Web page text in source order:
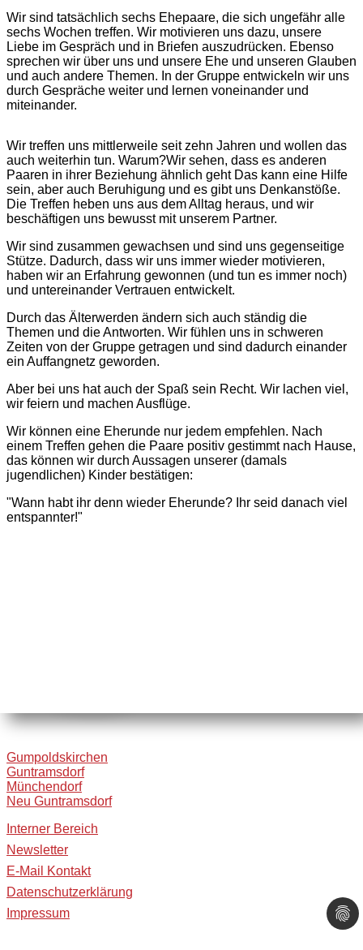
Wir sind tatsächlich sechs Ehepaare, die sich ungefähr alle
sechs Wochen treffen. Wir motivieren uns dazu, unsere
Liebe im Gespräch und in Briefen auszudrücken. Ebenso
sprechen wir über uns und unsere Ehe und unseren Glauben
und auch andere Themen. In der Gruppe entwickeln wir uns
durch Gespräche weiter und lernen voneinander und
miteinander.
Wir treffen uns mittlerweile seit zehn Jahren und wollen das
auch weiterhin tun. Warum?Wir sehen, dass es anderen
Paaren in ihrer Beziehung ähnlich geht Das kann eine Hilfe
sein, aber auch Beruhigung und es gibt uns Denkanstöße.
Die Treffen heben uns aus dem Alltag heraus, und wir
beschäftigen uns bewusst mit unserem Partner.
Wir sind zusammen gewachsen und sind uns gegenseitige
Stütze. Dadurch, dass wir uns immer wieder motivieren,
haben wir an Erfahrung gewonnen (und tun es immer noch)
und untereinander Vertrauen entwickelt.
Durch das Älterwerden ändern sich auch ständig die
Themen und die Antworten. Wir fühlen uns in schweren
Zeiten von der Gruppe getragen und sind dadurch einander
ein Auffangnetz geworden.
Aber bei uns hat auch der Spaß sein Recht. Wir lachen viel,
wir feiern und machen Ausflüge.
Wir können eine Eherunde nur jedem empfehlen. Nach
einem Treffen gehen die Paare positiv gestimmt nach Hause,
das können wir durch Aussagen unserer (damals
jugendlichen) Kinder bestätigen:
"Wann habt ihr denn wieder Eherunde? Ihr seid danach viel
entspannter!"
Gumpoldskirchen
Guntramsdorf
Münchendorf
Neu Guntramsdorf
Interner Bereich
Newsletter
E-Mail Kontakt
Datenschutzerklärung
Impressum